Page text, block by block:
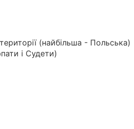
(найбільша - Польська)
і Судети)